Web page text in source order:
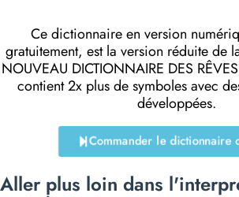
Ce dictionnaire en version
gratuitement, est la version réduite de
NOUVEAU DICTIONNAIRE DES
contient 2x plus de symboles avec
développées.
Commander le dictionnaire
Aller plus loin dans